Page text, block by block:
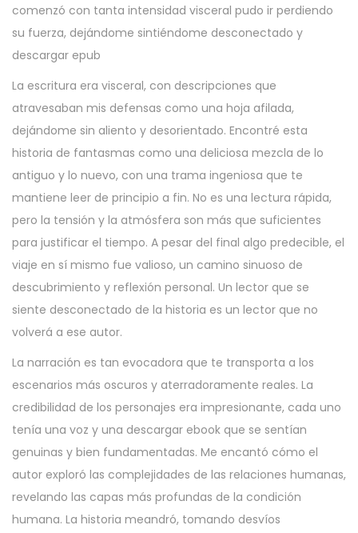
comenzó con tanta intensidad visceral pudo ir perdiendo
su fuerza, dejándome sintiéndome desconectado y
descargar epub
La escritura era visceral, con descripciones que
atravesaban mis defensas como una hoja afilada,
dejándome sin aliento y desorientado. Encontré esta
historia de fantasmas como una deliciosa mezcla de lo
antiguo y lo nuevo, con una trama ingeniosa que te
mantiene leer de principio a fin. No es una lectura rápida,
pero la tensión y la atmósfera son más que suficientes
para justificar el tiempo. A pesar del final algo predecible, el
viaje en sí mismo fue valioso, un camino sinuoso de
descubrimiento y reflexión personal. Un lector que se
siente desconectado de la historia es un lector que no
volverá a ese autor.
La narración es tan evocadora que te transporta a los
escenarios más oscuros y aterradoramente reales. La
credibilidad de los personajes era impresionante, cada uno
tenía una voz y una descargar ebook que se sentían
genuinas y bien fundamentadas. Me encantó cómo el
autor exploró las complejidades de las relaciones humanas,
revelando las capas más profundas de la condición
humana. La historia meandró, tomando desvíos